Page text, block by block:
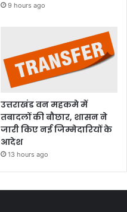
9 hours ago
उत्तराखंड वन महकमे में
तबादलों की बौछार, शासन ने
जारी किए नई जिम्मेदारियों के
आदेश
13 hours ago